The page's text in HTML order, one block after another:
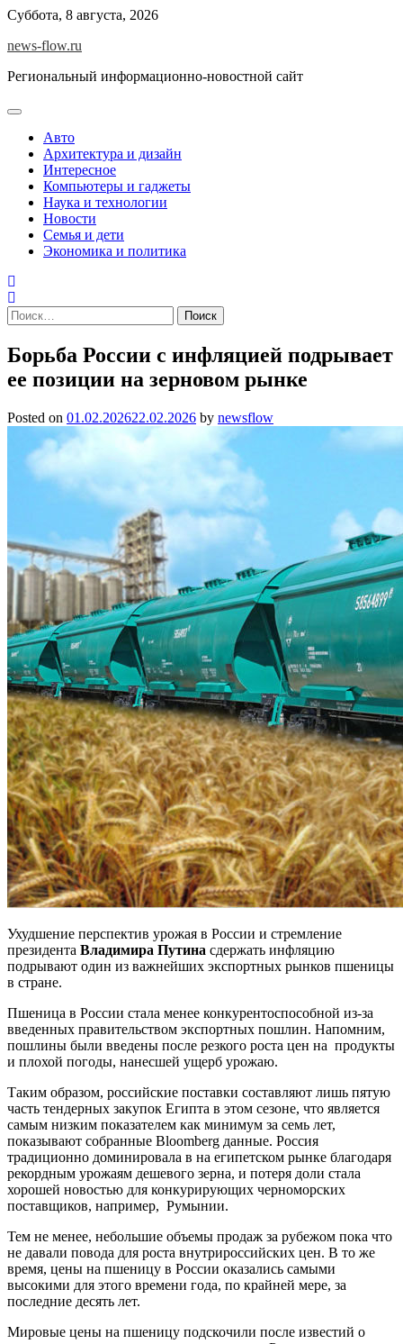
Skip
content
Суббота, 8 августа, 2026
news-flow.ru
Региональный информационно-новостной сайт
Авто
Архитектура и дизайн
Интересное
Компьютеры и гаджеты
Наука и технологии
Новости
Семья и дети
Экономика и политика
Найти:
Борьба России с инфляцией подрывает
ее позиции на зерновом рынке
Posted on 01.02.202622.02.2026 by newsflow
Ухудшение перспектив урожая в России и стремление
президента Владимира Путина сдержать инфляцию
подрывают один из важнейших экспортных рынков пшеницы
в стране.
Пшеница в России стала менее конкурентоспособной из-за
введенных правительством экспортных пошлин. Напомним,
пошлины были введены после резкого роста цен на продукты
и плохой погоды, нанесшей ущерб урожаю.
Таким образом, российские поставки составляют лишь пятую
часть тендерных закупок Египта в этом сезоне, что является
самым низким показателем как минимум за семь лет,
показывают собранные Bloomberg данные. Россия
традиционно доминировала в на египетском рынке благодаря
рекордным урожаям дешевого зерна, и потеря доли стала
хорошей новостью для конкурирующих черноморских
поставщиков, например, Румынии.
Тем не менее, небольшие объемы продаж за рубежом пока что
не давали повода для роста внутрироссийских цен. В то же
время, цены на пшеницу в России оказались самыми
высокими для этого времени года, по крайней мере, за
последние десять лет.
Мировые цены на пшеницу подскочили после известий о